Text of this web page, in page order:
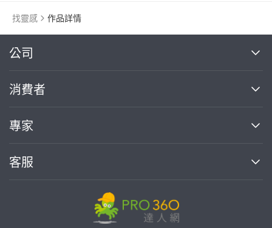
找靈感 作品詳情
公司
關於我們
部落格
加入我們
消費者
買服務
熱門服務
專家
案件中心
客服
繼續完成